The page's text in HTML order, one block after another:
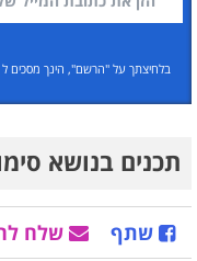
בלחיצתך על "הרשם", הינך מסכים ל
תכנים בנושא
שתף שלח